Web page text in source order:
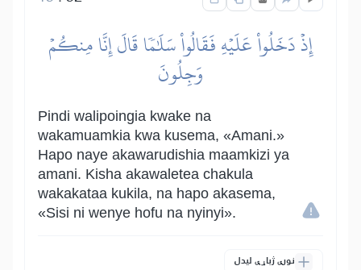
إِذۡ دَخَلُواْ عَلَيۡهِ فَقَالُواْ سَلَٰمٗا قَالَ إِنَّا مِنكُمۡ
وَجِلُونَ
Pindi walipoingia kwake na
wakamuamkia kwa kusema, «Amani.»
Hapo naye akawarudishia maamkizi ya
amani. Kisha akawaletea chakula
wakakataa kukila, na hapo akasema,
«Sisi ni wenye hofu na nyinyi».
نورې ژباړې لیدل